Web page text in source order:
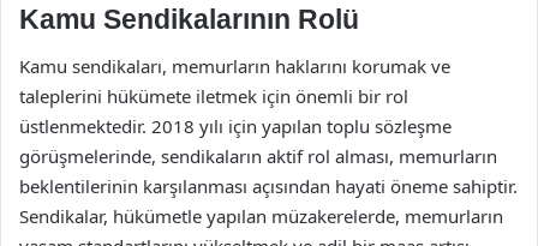
Kamu Sendikalarının Rolü
Kamu sendikaları, memurların haklarını korumak ve
taleplerini hükümete iletmek için önemli bir rol
üstlenmektedir. 2018 yılı için yapılan toplu sözleşme
görüşmelerinde, sendikaların aktif rol alması, memurların
beklentilerinin karşılanması açısından hayati öneme sahiptir.
Sendikalar, hükümetle yapılan müzakerelerde, memurların